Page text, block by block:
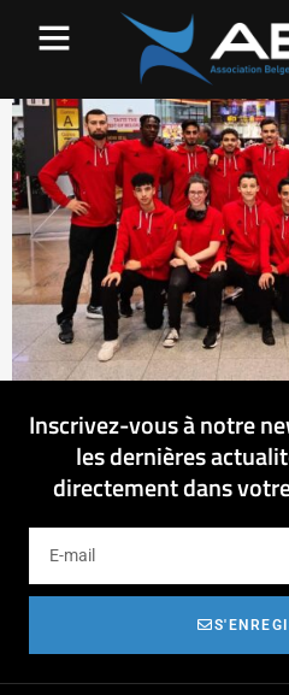
Inscrivez-vous à notre
les dernières
directement dans